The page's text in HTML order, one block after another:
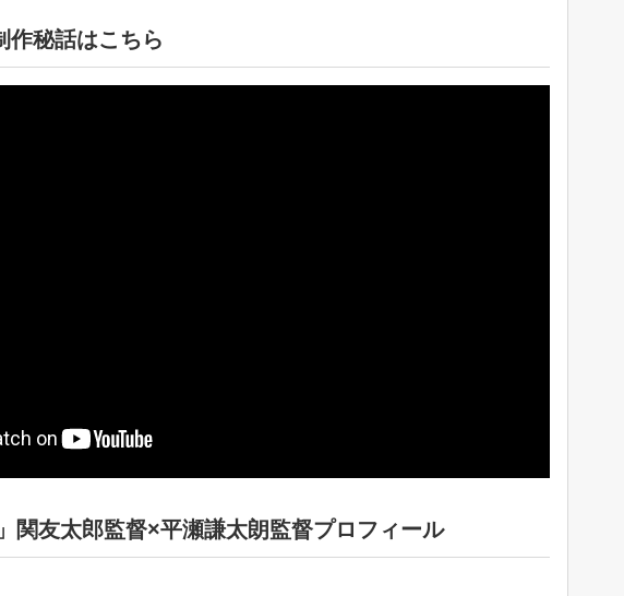
作秘話はこちら
関友太郎監督×平瀬謙太朗監督プロフィール